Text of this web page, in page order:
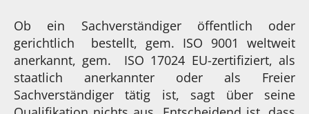
Ob ein Sachverständiger öffentlich oder
gerichtlich bestellt, gem. ISO 9001 weltweit
anerkannt, gem. ISO 17024 EU-zertifiziert, als
staatlich anerkannter oder als Freier
Sachverständiger tätig ist, sagt über seine